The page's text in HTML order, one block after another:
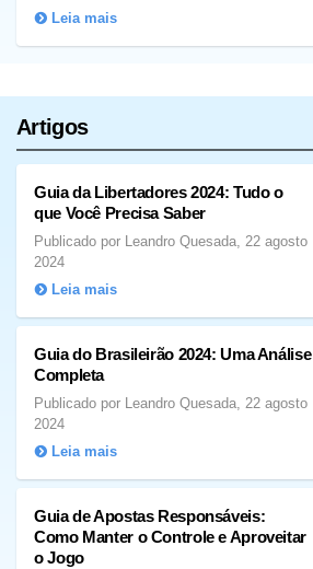
Leia mais
Artigos
Guia da Libertadores 2024: Tudo o
que Você Precisa Saber
Publicado por Leandro Quesada, 22 agosto
2024
Leia mais
Guia do Brasileirão 2024: Uma Análise
Completa
Publicado por Leandro Quesada, 22 agosto
2024
Leia mais
Guia de Apostas Responsáveis:
Como Manter o Controle e Aproveitar
o Jogo